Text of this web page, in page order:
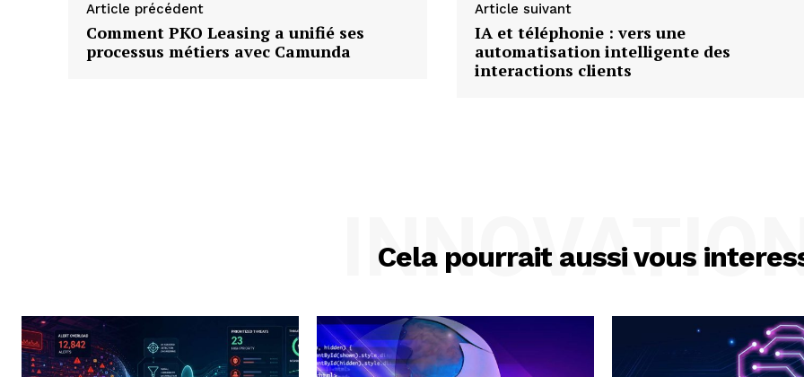
Article précédent
Comment PKO Leasing a unifié ses
processus métiers avec Camunda
Article suivant
IA et téléphonie : vers une
automatisation intelligente des
interactions clients
Cela pourrait aussi vous